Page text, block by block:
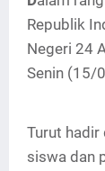
Republik
Negeri 24
Senin (15/
Turut hadir
siswa dan